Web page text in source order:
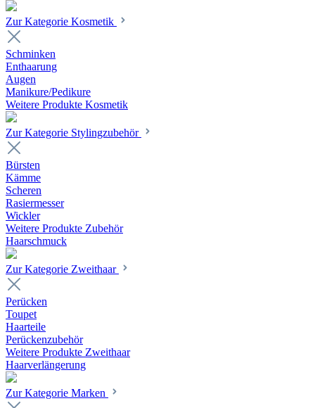
Zur Kategorie Kosmetik
Schminken
Enthaarung
Augen
Manikure/Pedikure
Weitere Produkte Kosmetik
Zur Kategorie Stylingzubehör
Bürsten
Kämme
Scheren
Rasiermesser
Wickler
Weitere Produkte Zubehör
Haarschmuck
Zur Kategorie Zweithaar
Perücken
Toupet
Haarteile
Perückenzubehör
Weitere Produkte Zweithaar
Haarverlängerung
Zur Kategorie Marken